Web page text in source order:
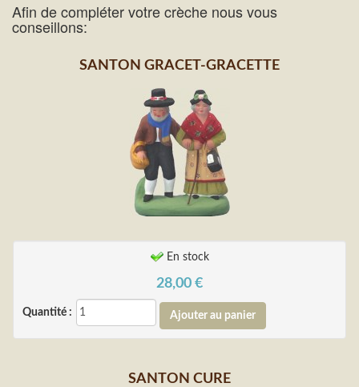
Afin de compléter votre crèche nous vous
conseillons:
SANTON GRACET-GRACETTE
En stock
28,00 €
Quantité :
SANTON CURE